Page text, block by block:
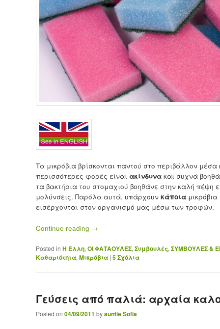
Τα μικρόβια βρίσκονται παντού στο περιβάλλον
περισσότερες φορές είναι ακίνδυνα και συχνά
τα βακτήρια του στομαχιού βοηθάνε στην καλή
μολύνσεις. Παρόλα αυτά, υπάρχουν κάποια
εισέρχονται στον οργανισμό μας μέσω των τροφών.
Continue reading →
Posted in Η Έλλη, ΟΙ ΦΑΤΑΟΥΛΕΣ, Συμβουλές, ΣΥΜΒΟΥΛΕΣ &
Καθαριότητα, Μικρόβια | 5Σχόλια
Γεύσεις από παλιά: αρχαία
Posted on 04/09/2011 byauntie Sofia